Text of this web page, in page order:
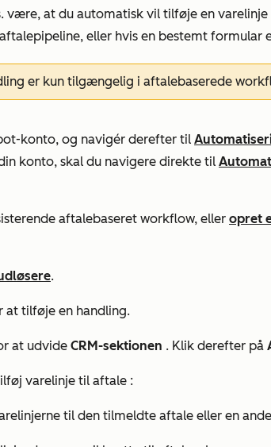
være, at du automatisk vil tilføje en
eller hvis en bestemt formular
er kun tilgængelig i aftalebaserede
konto, og navigér derefter til
konto, skal du navigere direkte til
aftalebaseret workflow, eller opret
.
at tilføje en handling.
at udvide CRM-sektionen . Klik derefter på
varelinje til aftale :
til den tilmeldte aftale eller en